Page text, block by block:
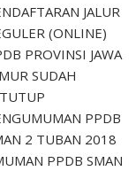
JALUR
(ONLINE)
PROVINSI JAWA
SUDAH
PPDB
2 TUBAN 2018
PPDB SMAN